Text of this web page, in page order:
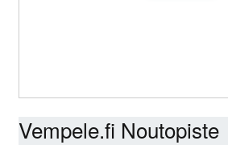
Vempele.fi Noutopiste